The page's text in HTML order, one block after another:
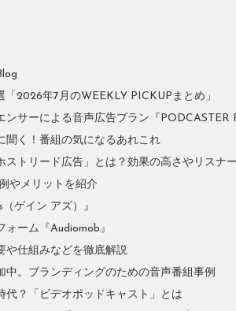
「2026年7月のWEEKLY PICKUPまとめ」
ンサーによる音声広告プラン『PODCASTER
聞く！番組の気になるあれこれ
ストリード広告」とは？効果の高さやリスナ
やメリットを紹介
ゲイン アズ）』
ーム『Audiomob』
や仕組みなどを徹底解説
中。ブランディングのための音声番組事例
代？「ビデオポッドキャスト」とは